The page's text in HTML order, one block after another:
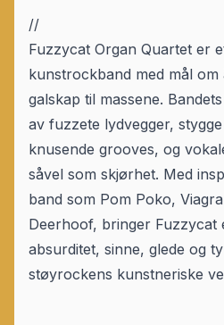
//
Fuzzycat Organ Quartet er
kunstrockband med mål
galskap til massene.
av fuzzete lydvegger,
knusende grooves, og
såvel som skjørhet. Med
band som Pom Poko,
Deerhoof, bringer Fuzzycat
absurditet, sinne, glede og
støyrockens kunstneriske